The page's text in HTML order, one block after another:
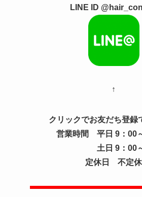
LINE ID
↑
クリックでお友だち登録
営業時間 平日 9：00
土日 9：00～
定休日 不定休